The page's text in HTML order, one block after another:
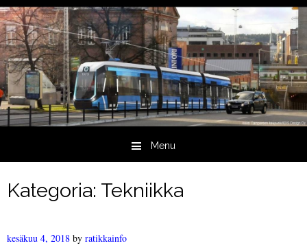
Menu
Kategoria: Tekniikka
kesäkuu 4, 2018 by ratikkainfo